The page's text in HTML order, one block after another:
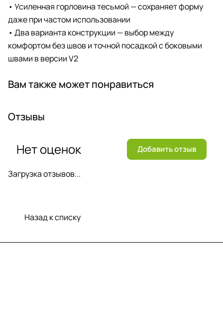
• Усиленная горловина тесьмой — сохраняет форму
даже при частом использовании
• Два варианта конструкции — выбор между
комфортом без швов и точной посадкой с боковыми
швами в версии V2
Вам также может понравиться
Отзывы
Загрузка отзывов...
Нет оценок Добавить отзыв
Назад к списку